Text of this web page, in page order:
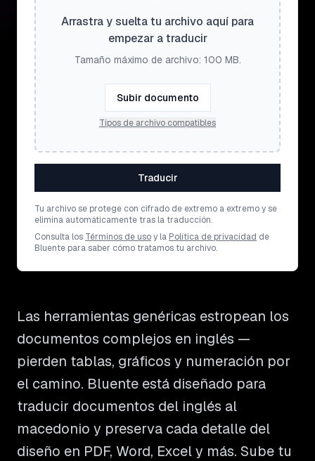
Arrastra y suelta tu archivo aquí para
empezar a traducir
Tamaño máximo de archivo: 100 MB.
Subir documento
Tipos de archivo compatibles
Traducir
Tu archivo se protege con cifrado de extremo a extremo y se
elimina automáticamente tras la traducción.
Consulta los Términos de usoy la Política de privacidad de
Bluente para saber cómo tratamos tu archivo.
Las herramientas genéricas estropean los
documentos complejos en inglés —
pierden tablas, gráficos y numeración por
el camino. Bluente está diseñado para
traducir documentos del inglés al
macedonio y preserva cada detalle del
diseño en PDF, Word, Excel y más. Sube tu